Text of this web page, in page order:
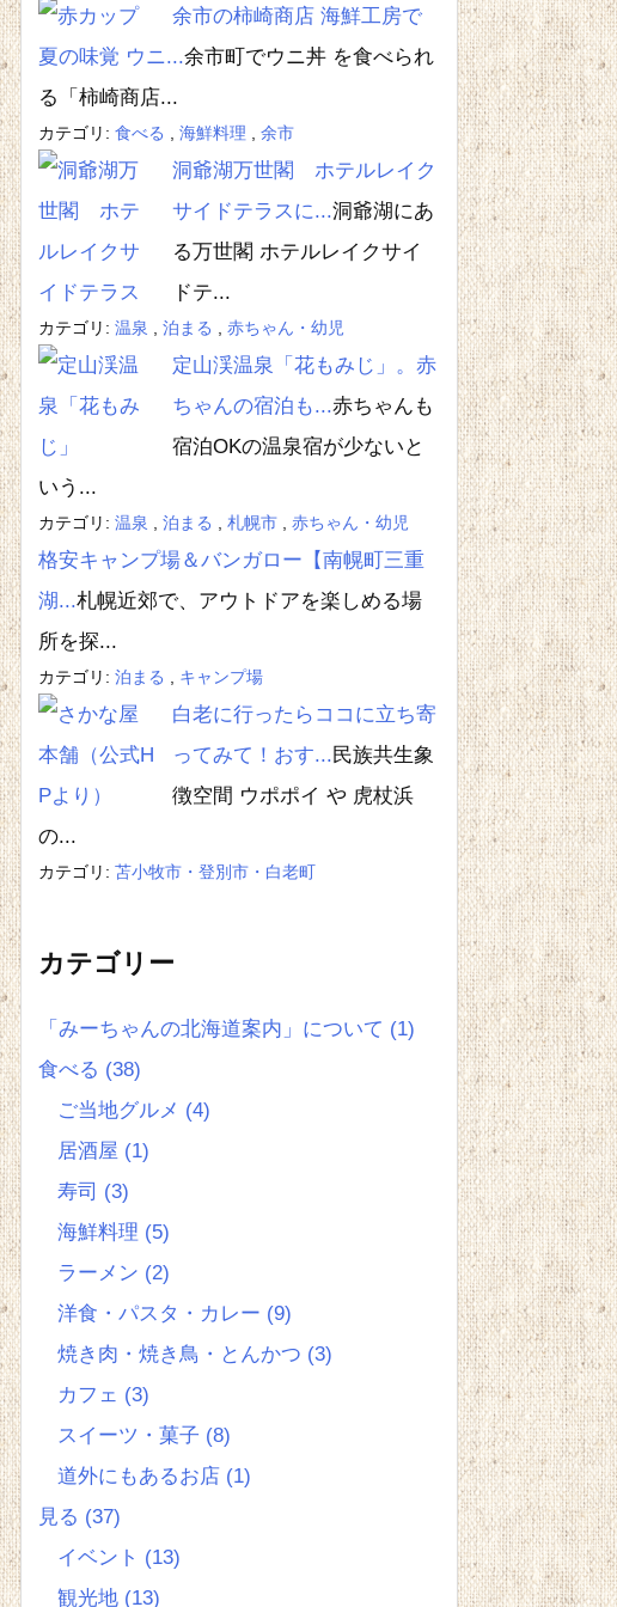
余市の柿崎商店 海鮮工房で
夏の味覚 ウニ...余市町でウニ丼 を食べられ
る「柿崎商店...
カテゴリ: 食べる 海鮮料理 余市
洞爺湖万世閣 ホテルレイク
サイドテラスに...洞爺湖にあ
る万世閣 ホテルレイクサイ
ドテ...
カテゴリ: 温泉 泊まる 赤ちゃん・幼児
定山渓温泉「花もみじ」。赤
ちゃんの宿泊も...赤ちゃんも
宿泊OKの温泉宿が少ないと
いう...
カテゴリ: 温泉 泊まる 札幌市 赤ちゃん・幼児
格安キャンプ場＆バンガロー【南幌町三重
湖...札幌近郊で、アウトドアを楽しめる場
所を探...
カテゴリ: 泊まる キャンプ場
白老に行ったらココに立ち寄
ってみて！おす...民族共生象
徴空間 ウポポイ や 虎杖浜
の...
カテゴリ: 苫小牧市・登別市・白老町
カテゴリー
「みーちゃんの北海道案内」について (1)
食べる (38)
ご当地グルメ (4)
居酒屋 (1)
寿司 (3)
海鮮料理 (5)
ラーメン (2)
洋食・パスタ・カレー (9)
焼き肉・焼き鳥・とんかつ (3)
カフェ (3)
スイーツ・菓子 (8)
道外にもあるお店 (1)
見る (37)
イベント (13)
観光地 (13)